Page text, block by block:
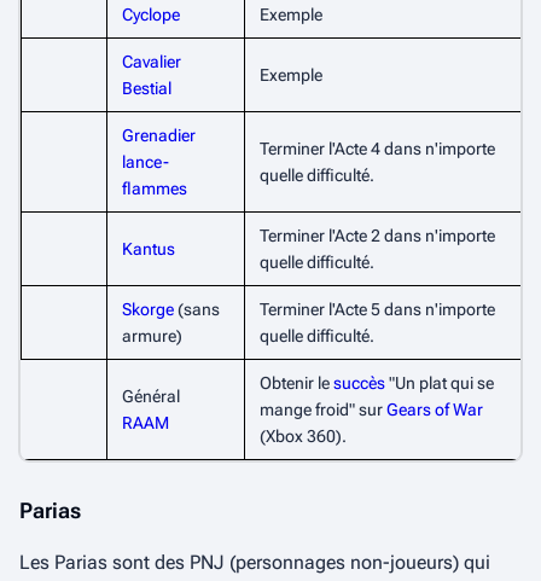
Cyclope Exemple
Cavalier
Bestial
Exemple
Grenadier
lance-
flammes
Terminer l'Acte 4 dans n'importe
quelle difficulté.
Kantus
Terminer l'Acte 2 dans n'importe
quelle difficulté.
Skorge(sans
armure)
Terminer l'Acte 5 dans n'importe
quelle difficulté.
Général
RAAM
Obtenir lesuccès"Un plat qui se
mange froid" surGears of War
(Xbox 360).
Parias
Les Parias sont des PNJ (personnages non-joueurs) qui